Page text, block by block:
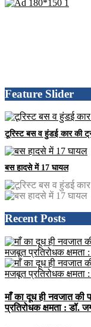
Feature Slider
टूरिस्ट बस व हुंडई कार की
बस हादसे में 17 घायल
Recent Posts
माँ का दूध ही नवजात की
प्रतिरोधक क्षमता : डॉ.